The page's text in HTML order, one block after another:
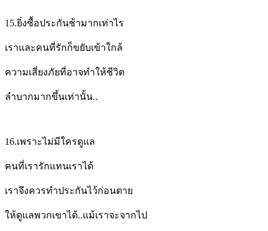
15.ยิ่งซื้อประกันช้ามากเท่าไร
เราและคนที่รักก็ขยับเข้าใกล้
ความเสี่ยงภัยที่อาจทำให้ชีวิต
ลำบากมากขึ้นเท่านั้น..
16.เพราะไม่มีใครดูแล
คนที่เรารักแทนเราได้
เราจึงควรทำประกันไว้ก่อนตาย
ให้ดูแลพวกเขาได้..แม้เราจะจากไป